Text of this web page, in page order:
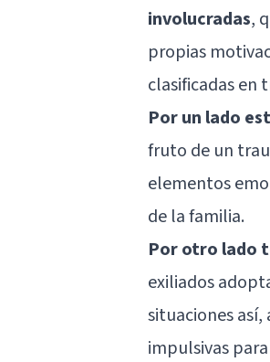
involucradas,
propias
clasificadas en
Por un lado
fruto de un
elementos
de la familia.
Por otro lado
exiliados
situaciones
impulsivas